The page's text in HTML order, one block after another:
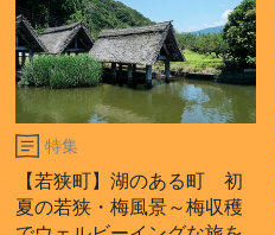
特集
【若狭町】湖のある町 初
夏の若狭・梅風景～梅収穫